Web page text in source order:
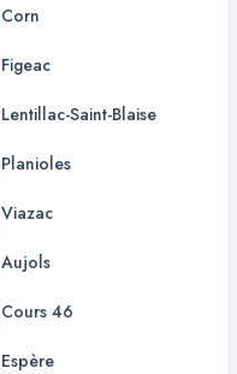
Corn
Figeac
Lentillac-Saint-Blaise
Planioles
Viazac
Aujols
Cours 46
Espère